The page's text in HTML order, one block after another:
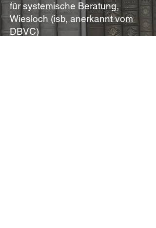
für systemische Beratung,
Wiesloch (isb, anerkannt vom
DBVC)